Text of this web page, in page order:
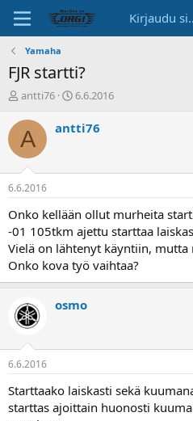
Yamaha
FJR startti?
K
s
k
s
t
e
l
u
n
a
l
o
t
t
a
a
antti76
A
o
p
ä
v
ä
6.6.2016
A antti76
6.6.2016
Onko kellään ollut murheita
-01 105tkm ajettu starttaa
Vielä on lähtenyt käyntiin, mutta
Onko kova työ vaihtaa?
osmo
6.6.2016
Starttaako laiskasti sekä
starttas ajoittain huonosti